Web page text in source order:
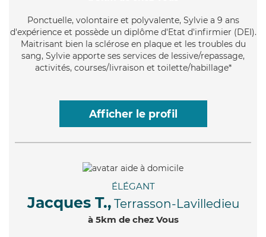
Ponctuelle, volontaire et polyvalente, Sylvie a 9 ans
d'expérience et possède un diplôme d'Etat d'infirmier (DEI).
Maitrisant bien la sclérose en plaque et les troubles du
sang, Sylvie apporte ses services de lessive/repassage,
activités, courses/livraison et toilette/habillage*
Afficher le profil
ÉLÉGANT
Jacques T., Terrasson-Lavilledieu
à 5km de chez Vous